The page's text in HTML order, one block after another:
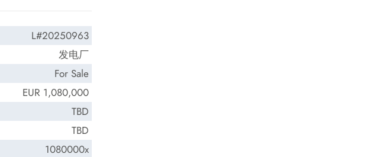
L#20250963
发电厂
For Sale
EUR 1,080,000
TBD
TBD
1080000x